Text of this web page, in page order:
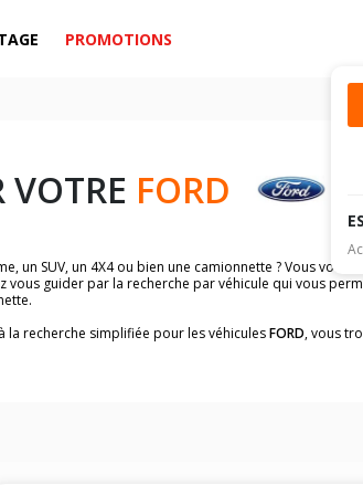
PROMOTIONS
FORD
un SUV, un 4X4 ou bien une camionnette ? Vous voulez
vous guider par la recherche par véhicule qui vous
recherche simplifiée pour les véhiculesFORD, vous
indiquées sur le flanc des pneumatiques, dans le